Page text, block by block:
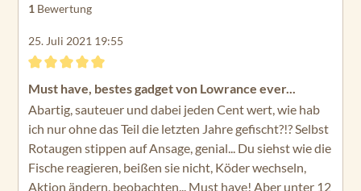
1 Bewertung
25. Juli 2021 19:55
Bewertung mit 5 von 5 Sternen
Must have, bestes gadget von Lowrance ever...
Abartig, sauteuer und dabei jeden Cent wert, wie hab
ich nur ohne das Teil die letzten Jahre gefischt?!? Selbst
Rotaugen stippen auf Ansage, genial... Du siehst wie die
Fische reagieren, beißen sie nicht, Köder wechseln,
Aktion ändern, beobachten... Must have! Aber unter 12